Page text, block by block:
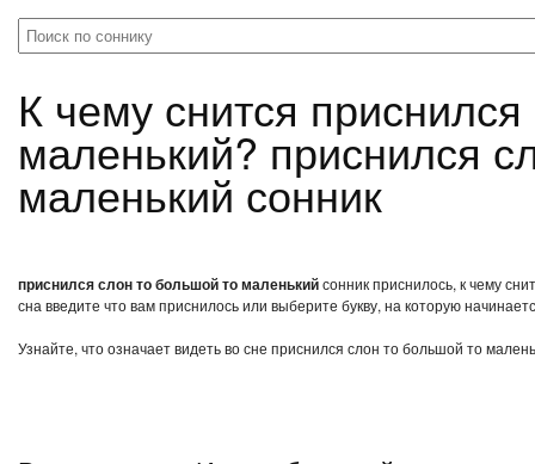
К чему снится приснился слон то большой то
маленький? приснился
маленький сонник
приснился слон то большой то маленькийсонник приснилось, к чему
сна введите что вам приснилось или выберите букву, на которую
Узнайте, что означает видеть во сне приснился слон то большой то